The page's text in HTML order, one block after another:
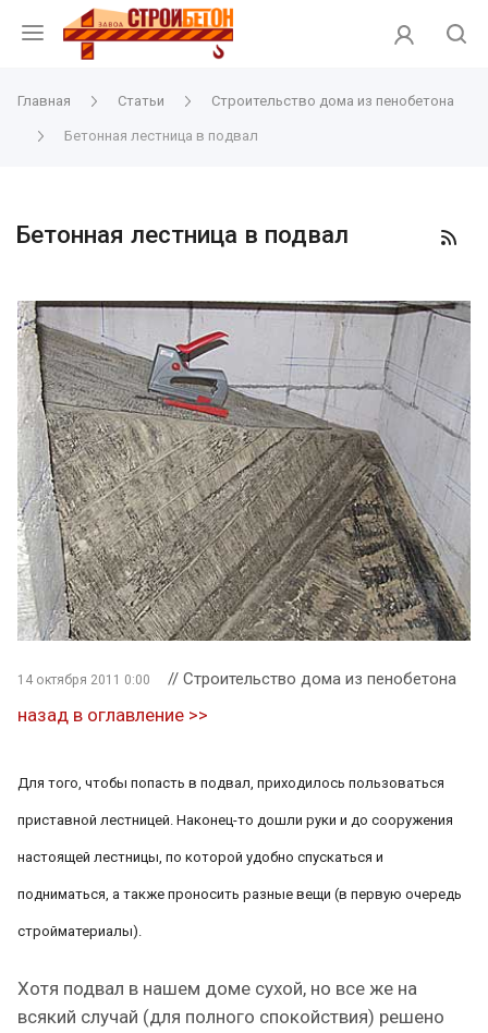
Главная Статьи Строительство дома из пенобетона
Бетонная лестница в подвал
Бетонная лестница в подвал
14 октября 2011 0:00 // Строительство дома из пенобетона
назад в оглавление >>
Для того, чтобы попасть в подвал, приходилось пользоваться
приставной лестницей. Наконец-то дошли руки и до сооружения
настоящей лестницы, по которой удобно спускаться и
подниматься, а также проносить разные вещи (в первую очередь
стройматериалы).
Хотя подвал в нашем доме сухой, но все же на
всякий случай (для полного спокойствия) решено